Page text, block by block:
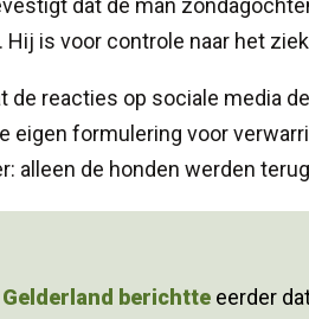
dat de man
Hij is voor controle naar het
de reacties op sociale media
eigen formulering voor
alleen de honden werden
Gelderland berichtte eerder